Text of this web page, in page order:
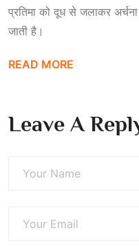
प्रतिमा को दूध से जलाकर
जाती है।
READ MORE
Leave A